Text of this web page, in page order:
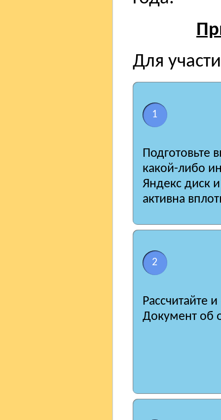
Для
1
Подготовьте
какой-либо
Яндекс диск
активна
2
Рассчитайте
Документ об